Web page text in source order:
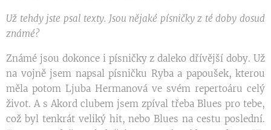
Už tehdy jste psal texty. Jsou nějaké písničky z té doby dosud
známé?
Známé jsou dokonce i písničky z daleko dřívější doby. Už
na vojně jsem napsal písničku Ryba a papoušek, kterou
měla potom Ljuba Hermanová ve svém repertoáru celý
život. A s Akord clubem jsem zpíval třeba Blues pro tebe,
což byl tenkrát veliký hit, nebo Blues na cestu poslední.